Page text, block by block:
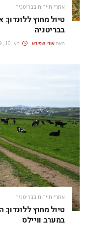
אתרי תיירות בבריטניה
טיול מחוץ
בבריטניה
מאת אודי שפירא מאי 10, 2019
אתרי תיירות בבריטניה
טיול מחוץ
במערב וויילס